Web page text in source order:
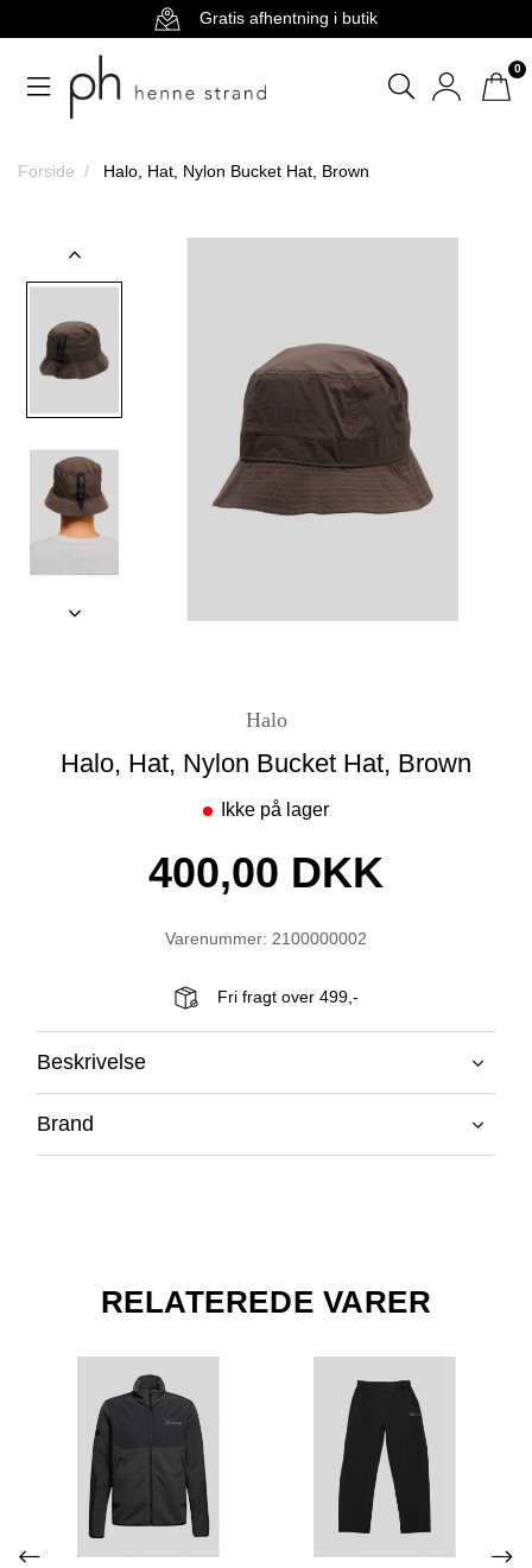
Gratis afhentning i butik
0
Forside Halo, Hat, Nylon Bucket Hat, Brown
Halo
Halo, Hat, Nylon Bucket Hat, Brown
Ikke på lager
400,00 DKK
Varenummer: 2100000002
Fri fragt over 499,-
Beskrivelse
Brand
RELATEREDE VARER